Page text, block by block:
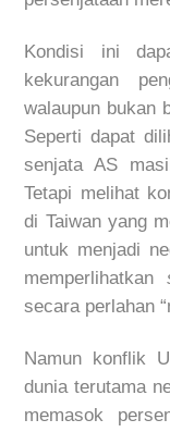
Kondisi ini
kekurangan
walaupun bukan
Seperti dapat
senjata AS
Tetapi melihat
di Taiwan yang
untuk menjadi
memperlihatkan
secara perlahan
Namun konflik
dunia terutama
memasok